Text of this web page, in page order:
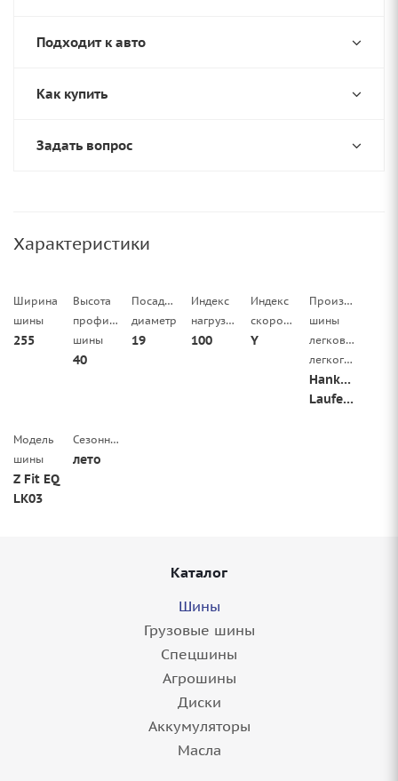
Подходит к авто
Как купить
Задать вопрос
Характеристики
Ширина
шины
255
Высота
профиля
шины
40
Посадочный
диаметр
19
Индекс
нагрузки
100
Индекс
скорости
Y
Производитель
шины
легковой/
легкогрузовой
Hankook
Laufenn
Модель
шины
Z Fit EQ
LK03
Сезонность
лето
Каталог
Шины
Грузовые шины
Спецшины
Агрошины
Диски
Аккумуляторы
Масла